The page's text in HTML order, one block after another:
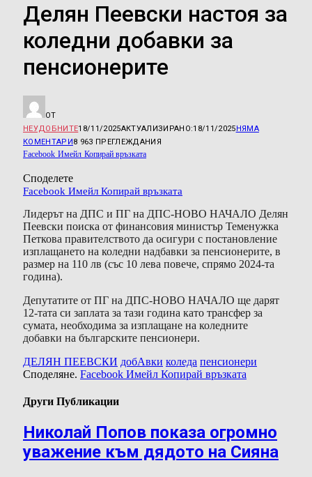
Делян Пеевски настоя за
коледни добавки за
пенсионерите
ОТ
НЕУДОБНИТЕ18/11/2025АКТУАЛИЗИРАНО:18/11/2025НЯМА
КОМЕНТАРИ8 963 ПРЕГЛЕЖДАНИЯ
Facebook Имейл Копирай връзката
Споделете
Facebook Имейл Копирай връзката
Лидерът на ДПС и ПГ на ДПС-НОВО НАЧАЛО Делян
Пеевски поиска от финансовия министър Теменужка
Петкова правителството да осигури с постановление
изплащането на коледни надбавки за пенсионерите, в
размер на 110 лв (със 10 лева повече, спрямо 2024-та
година).
Депутатите от ПГ на ДПС-НОВО НАЧАЛО ще дарят
12-тата си заплата за тази година като трансфер за
сумата, необходима за изплащане на коледните
добавки на българските пенсионери.
ДЕЛЯН ПЕЕВСКИ добАвки коледа пенсионери
Споделяне. Facebook Имейл Копирай връзката
Други Публикации
Николай Попов показа огромно
уважение към дядото на Сияна